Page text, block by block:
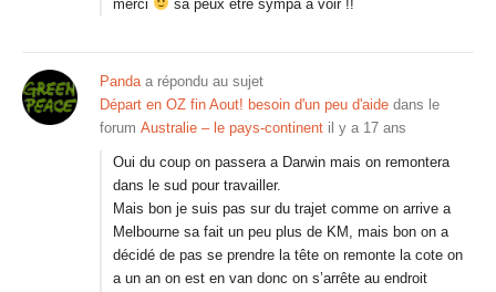
merci sa peux être sympa a voir !!
Pandaa répondu au sujet
Départ en OZ fin Aout! besoin d'un peu d'aide dans le
forum Australie – le pays-continent il y a 17 ans
Oui du coup on passera a Darwin mais on remontera
dans le sud pour travailler.
Mais bon je suis pas sur du trajet comme on arrive a
Melbourne sa fait un peu plus de KM, mais bon on a
décidé de pas se prendre la tête on remonte la cote on
a un an on est en van donc on s’arrête au endroit